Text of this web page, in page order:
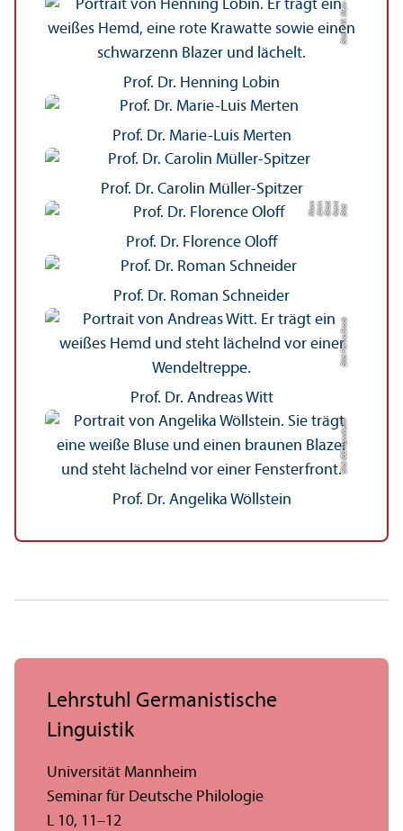
Bild: T. W. Klein
Prof. Dr. Henning Lobin
Prof. Dr. Marie-Luis Merten
Prof. Dr. Carolin Müller-Spitzer
Bil
d:
K
a
t
ri
nGl
ü
c
kle
r (
U
ni
v
er
si t
ät M
a
n
n
h
ei
m)
Prof. Dr. Florence Oloff
Prof. Dr. Roman Schneider
Bild: Farina Stock
Prof. Dr. Andreas Witt
Bild: IDS Mannheim
Prof. Dr. Angelika Wöllstein
Lehr­stuhl Germanistische
Linguistik
Universität Mannheim
Seminar für Deutsche Philologie
L 10, 11–12